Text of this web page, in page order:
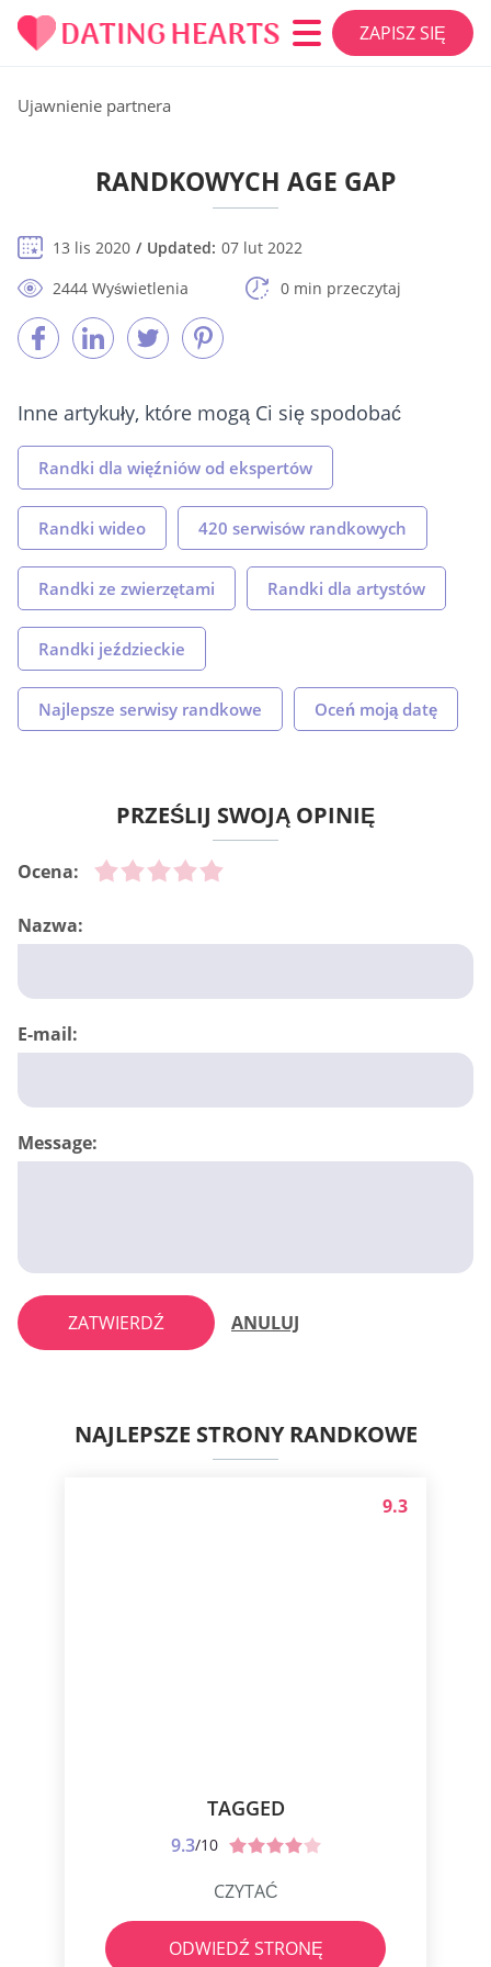
ZAPISZ SIĘ
Ujawnienie partnera
RANDKOWYCH AGE GAP
13 lis 2020 Updated: 07 lut 2022
2444 Wyświetlenia
0 min przeczytaj
Inne artykuły, które mogą Ci się spodobać
Randki dla więźniów od ekspertów
Randki wideo 420 serwisów randkowych
Randki ze zwierzętami Randki dla artystów
Randki jeździeckie
Najlepsze serwisy randkowe Oceń moją datę
PRZEŚLIJ SWOJĄ OPINIĘ
Ocena:
Nazwa:
E-mail:
Message:
ZATWIERDŹ ANULUJ
NAJLEPSZE STRONY RANDKOWE
TAGGED
9.3/10
9.3
CZYTAĆ
ODWIEDŹ STRONĘ